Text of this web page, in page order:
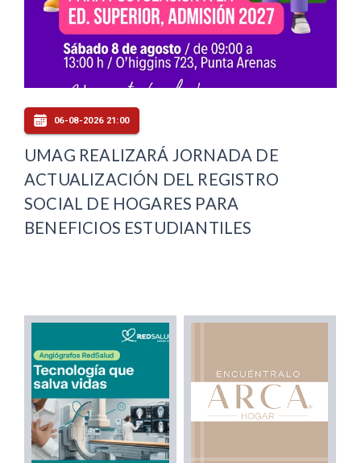
06-08-2026 21:00
UMAG REALIZARÁ JORNADA DE
ACTUALIZACIÓN DEL REGISTRO
SOCIAL DE HOGARES PARA
BENEFICIOS ESTUDIANTILES